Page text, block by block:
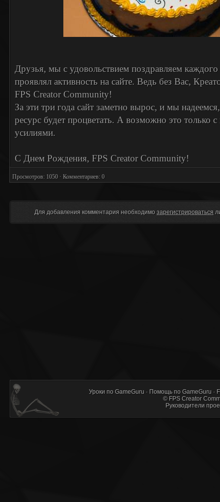
Друзья, мы с удовольствием поздравляем каждого
проявлял активность на сайте. Ведь без Вас,
FPS Creator Community!
За эти три года сайт заметно вырос, и мы
ресурс будет процветать. А возможно это
усилиями.
С Днем Рождения, FPS Creator Community!
Просмотров: 1050 · Комментариев: 0
Для добавления комментария необходимо зарегистрироваться
Уроки по GameGuru · Помощь по GameGuru ·
© FPS Creator
Руководители